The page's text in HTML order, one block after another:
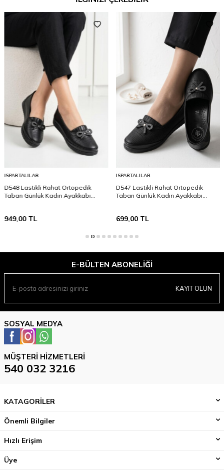
ISPARTALILAR
D548 Lastikli Rahat Ortopedik
Taban Günlük Kadın Ayakkabı
949,00TL
ISPARTALILAR
D547 Lastikli Rahat Ortopedik
Taban Günlük Kadın Ayakkabı
699,00TL
E-BÜLTEN ABONELIĞI
KAYIT OLUN
SOSYAL MEDYA
MÜŞTERI HIZMETLERI
540 032 3216
KATAGORİLER
Önemli Bilgiler
Hızlı Erişim
Üye